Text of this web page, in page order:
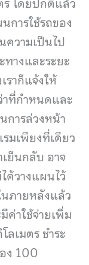
การใช้รถของ
ความเป็นไป
างและระยะ
ราก็แจ้งให้
าที่กำหนดและ
การล่วงหน้า
มเพียงที่เดียว
ย็นกลับ อาจ
ด้วางแผนไว้
ภายหลังแล้ว
ค่าใช้จ่ายเพิ่ม
เมตร ชำระ
ง 100